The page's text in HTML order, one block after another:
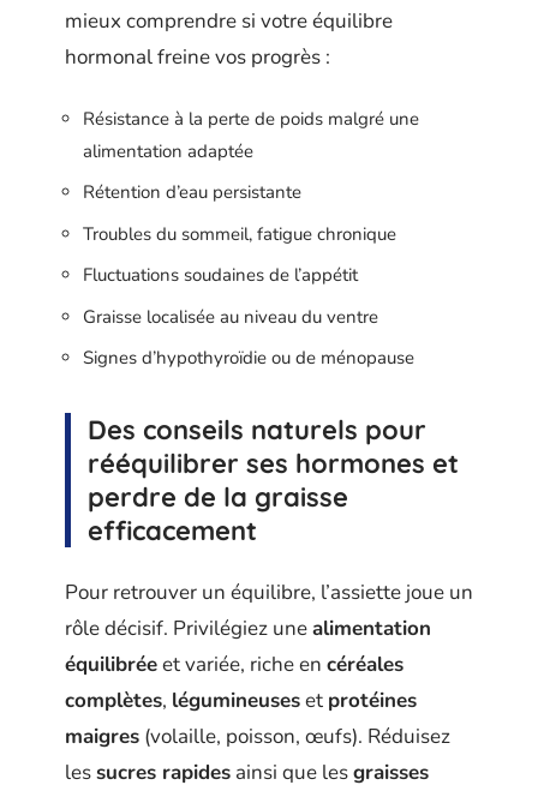
mieux comprendre si votre équilibre
hormonal freine vos progrès :
Résistance à la perte de poids malgré une
alimentation adaptée
Rétention d’eau persistante
Troubles du sommeil, fatigue chronique
Fluctuations soudaines de l’appétit
Graisse localisée au niveau du ventre
Signes d’hypothyroïdie ou de ménopause
Des conseils naturels pour
rééquilibrer ses hormones et
perdre de la graisse
efficacement
Pour retrouver un équilibre, l’assiette joue un
rôle décisif. Privilégiez unealimentation
équilibréeet variée, riche en céréales
complètes, légumineuseset protéines
maigres (volaille, poisson, œufs). Réduisez
lessucres rapides ainsi que lesgraisses